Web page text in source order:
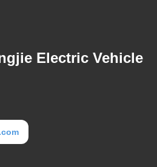
Electric Vehicle